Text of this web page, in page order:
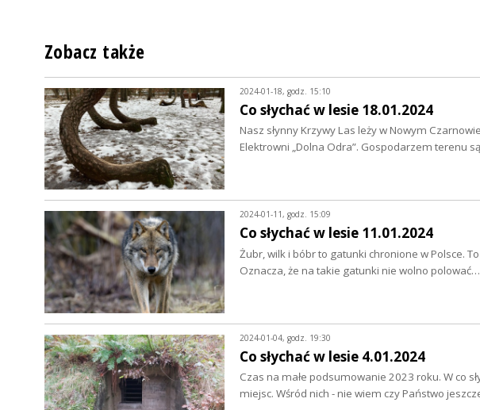
Zobacz także
2024-01-18, godz. 15:10
Co słychać w lesie 18.01.2024
Nasz słynny Krzywy Las leży w Nowym
Elektrowni „Dolna Odra”. Gospodarzem terenu
2024-01-11, godz. 15:09
Co słychać w lesie 11.01.2024
Żubr, wilk i bóbr to gatunki chronione w Polsce.
Oznacza, że na takie gatunki nie wolno polować…
2024-01-04, godz. 19:30
Co słychać w lesie 4.01.2024
Czas na małe podsumowanie 2023 roku. W co
miejsc. Wśród nich - nie wiem czy Państwo